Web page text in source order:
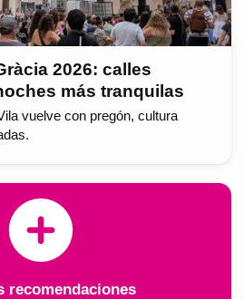
2026: calles
más tranquilas
vuelve con pregón, cultura
recomendaciones